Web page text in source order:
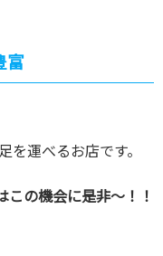
富
を運べるお店です。
この機会に是非～！！